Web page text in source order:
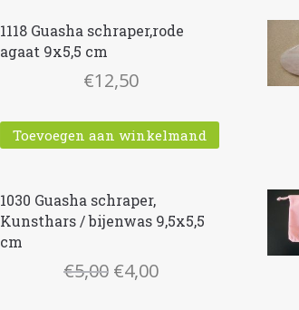
1118 Guasha schraper,rode
agaat 9x5,5 cm
€12,50
Toevoegen aan winkelmand
1030 Guasha schraper,
Kunsthars / bijenwas 9,5x5,5
cm
€5,00 Oorspronkelijke
€4,00Huidige